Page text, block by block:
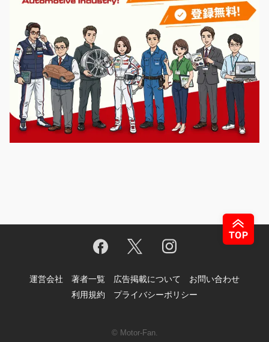
運営会社 著者一覧 広告掲載について
お問い合わせ
利用規約
プライバシーポリシー
© Motor-Fan.